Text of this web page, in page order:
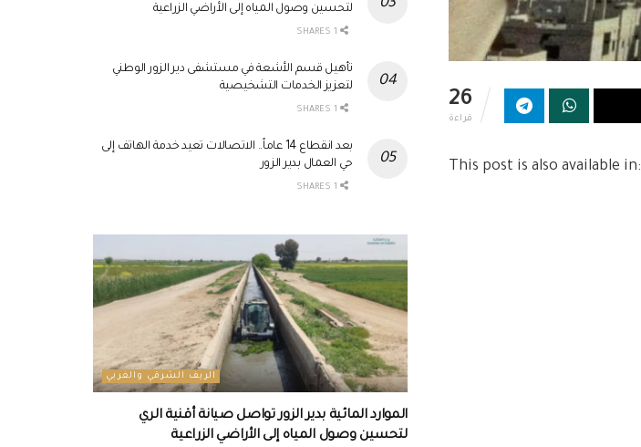
26
قراءة
This post is also available in:
لتحسين وصول المياه إلى الأراضي الزراعية
تأهيل قسم الأشعة في مستشفى دير الزور الوطني
لتعزيز الخدمات التشخيصية
بعد انقطاع 14 عاماً.. الاتصالات تعيد خدمة الهاتف إلى
حي العمال بدير الزور
الريف الشرقي والغربي
الموارد المائية بدير الزور تواصل صيانة أقنية الري
لتحسين وصول المياه إلى الأراضي الزراعية